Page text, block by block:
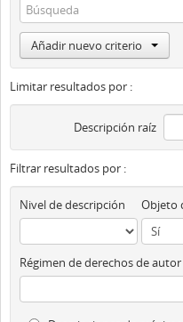
Añadir nuevo criterio
Limitar resultados por :
Descripción raíz
Filtrar resultados por :
Nivel de descripción
Régimen de derechos de autor